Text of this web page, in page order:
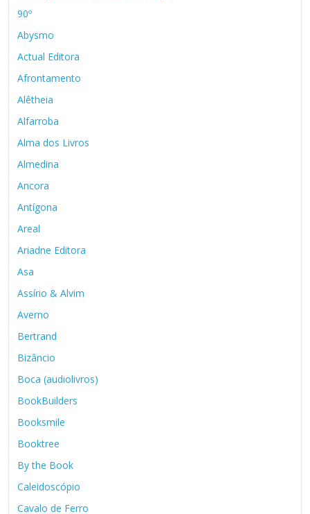
90º
Abysmo
Actual Editora
Afrontamento
Alêtheia
Alfarroba
Alma dos Livros
Almedina
Ancora
Antígona
Areal
Ariadne Editora
Asa
Assírio & Alvim
Averno
Bertrand
Bizâncio
Boca (audiolivros)
BookBuilders
Booksmile
Booktree
By the Book
Caleidoscópio
Cavalo de Ferro